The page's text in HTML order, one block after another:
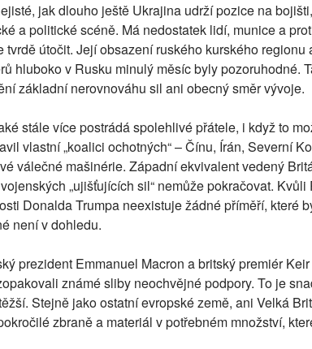
jak dlouho ještě Ukrajina udrží pozice na
a politické scéně. Má nedostatek lidí, munice a
tvrdě útočit. Její obsazení ruského kurského regionu
hluboko v Rusku minulý měsíc byly pozoruhodné.
základní nerovnováhu sil ani obecný směr vývoje.
stále více postrádá spolehlivé přátele, i když to
vlastní „koalici ochotných“ – Čínu, Írán, Severní
válečné mašinérie. Západní ekvivalent vedený
„ujišťujících sil“ nemůže pokračovat.
Donalda Trumpa neexistuje žádné příměří, které
není v dohledu.
prezident Emmanuel Macron a britský premiér
známé sliby neochvějné podpory. To je
Stejně jako ostatní evropské země, ani Velká
zbraně a materiál v potřebném množství,